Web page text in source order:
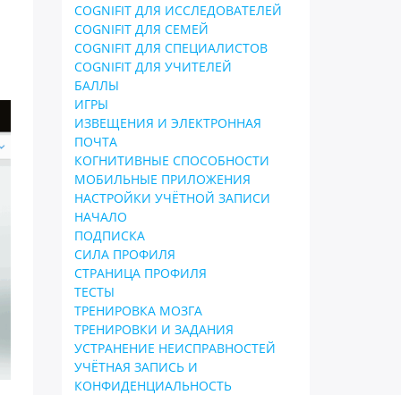
COGNIFIT ДЛЯ ИССЛЕДОВАТЕЛЕЙ
COGNIFIT ДЛЯ СЕМЕЙ
COGNIFIT ДЛЯ СПЕЦИАЛИСТОВ
COGNIFIT ДЛЯ УЧИТЕЛЕЙ
БАЛЛЫ
ИГРЫ
ИЗВЕЩЕНИЯ И ЭЛЕКТРОННАЯ
ПОЧТА
КОГНИТИВНЫЕ СПОСОБНОСТИ
МОБИЛЬНЫЕ ПРИЛОЖЕНИЯ
НАСТРОЙКИ УЧЁТНОЙ ЗАПИСИ
НАЧАЛО
ПОДПИСКА
СИЛА ПРОФИЛЯ
СТРАНИЦА ПРОФИЛЯ
ТЕСТЫ
ТРЕНИРОВКА МОЗГА
ТРЕНИРОВКИ И ЗАДАНИЯ
УСТРАНЕНИЕ НЕИСПРАВНОСТЕЙ
УЧЁТНАЯ ЗАПИСЬ И
КОНФИДЕНЦИАЛЬНОСТЬ